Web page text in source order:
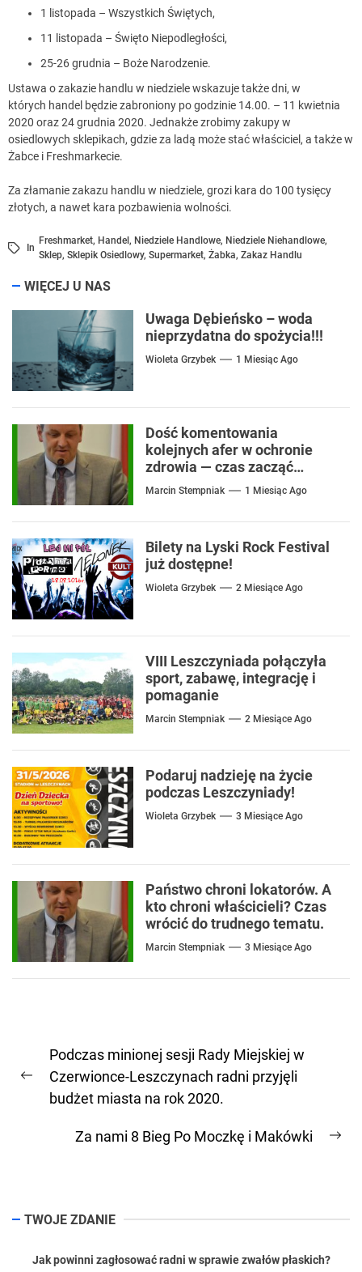
1 listopada – Wszystkich Świętych,
11 listopada – Święto Niepodległości,
25-26 grudnia – Boże Narodzenie.
Ustawa o zakazie handlu w niedziele wskazuje także dni, w
których handel będzie zabroniony po godzinie 14.00. – 11 kwietnia
2020 oraz 24 grudnia 2020. Jednakże zrobimy zakupy w
osiedlowych sklepikach, gdzie za ladą może stać właściciel, a także w
Żabce i Freshmarkecie.
Za złamanie zakazu handlu w niedziele, grozi kara do 100 tysięcy
złotych, a nawet kara pozbawienia wolności.
In
Freshmarket, Handel, Niedziele Handlowe, Niedziele Niehandlowe,
Sklep, Sklepik Osiedlowy, Supermarket, Żabka, Zakaz Handlu
WIĘCEJ U NAS
Uwaga Dębieńsko – woda
nieprzydatna do spożycia!!!
Wioleta Grzybek 1 Miesiąc Ago
Dość komentowania
kolejnych afer w ochronie
zdrowia — czas zacząć
mówić o rozwiązaniach
Marcin Stempniak 1 Miesiąc Ago
Bilety na Lyski Rock Festival
już dostępne!
Wioleta Grzybek 2 Miesiące Ago
VIII Leszczyniada połączyła
sport, zabawę, integrację i
pomaganie
Marcin Stempniak 2 Miesiące Ago
Podaruj nadzieję na życie
podczas Leszczyniady!
Wioleta Grzybek 3 Miesiące Ago
Państwo chroni lokatorów. A
kto chroni właścicieli? Czas
wrócić do trudnego tematu.
Marcin Stempniak 3 Miesiące Ago
wpisu
Previous
post:
Podczas minionej sesji Rady Miejskiej w
Czerwionce-Leszczynach radni przyjęli
budżet miasta na rok 2020.
Za nami 8 Bieg Po Moczkę i Makówki
TWOJE ZDANIE
Jak powinni zagłosować radni w sprawie zwałów płaskich?